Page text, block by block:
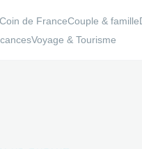
Coin de FranceCouple & famille
Voyage & Tourisme